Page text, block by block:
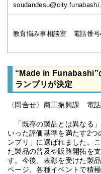
教育悩み事相談室 電話番号
“Made in
ランプリが決定
〈問合せ〉商工振興課 電
「既存の製品とは異なる
いった評価基準を満たす2
ンプリ」に選ばれました。
た製品の普及や販路開拓を
す。今後、表彰を受けた製
ページ、各種イベントで積